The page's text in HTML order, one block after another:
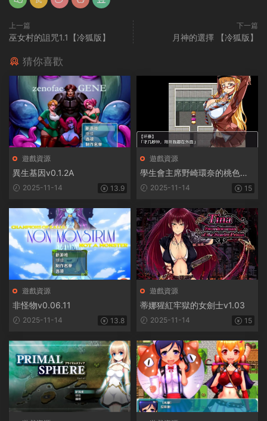
上一篇
巫女村的詛咒1.1【冷狐版】
下一篇
月神的選擇 【冷狐版】
猜你喜歡
遊戲資源
異生基因v0.1.2A
2025-11-14 13.9
遊戲資源
學生會主席野崎環奈的桃色煩
惱 2025-11-14 15
遊戲資源
非怪物v0.06.11
2025-11-14 13.8
遊戲資源
蒂娜猩紅牢獄的女劍士v1.03
2025-11-14 15